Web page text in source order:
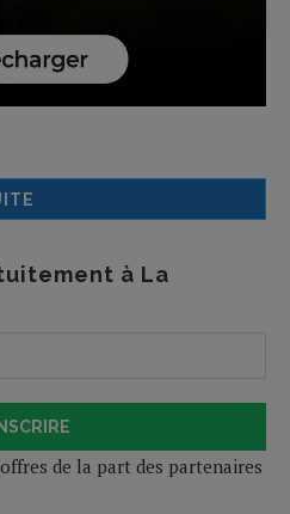
à La
de la part des partenaires